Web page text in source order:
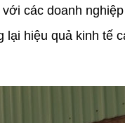
các doanh
hiệu quả kinh tế